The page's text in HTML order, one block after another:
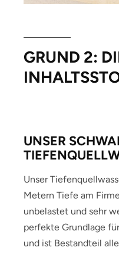
GRUND 2:
UNSER
Unser
Metern Tiefe am
unbelastet und sehr
perfekte Grundlage
und ist Bestandteil